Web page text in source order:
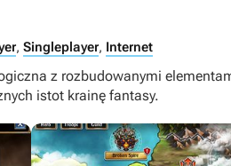
, Singleplayer, Internet
z rozbudowanymi
istot krainę fantasy.